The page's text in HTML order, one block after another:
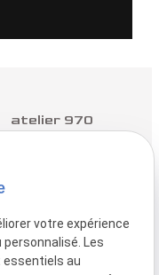
atelier 970
contacter :
02.35.96.98.50
trouver :
votre expérience
Les
au